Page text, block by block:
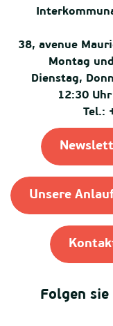
38, avenue
Montag
Dienstag,
12:30
Tel.:
Unsere
Folgen sie